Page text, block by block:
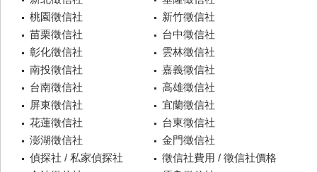
桃園徵信社
新竹徵信社
苗栗徵信社
台中徵信社
彰化徵信社
雲林徵信社
南投徵信社
嘉義徵信社
台南徵信社
高雄徵信社
屏東徵信社
宜蘭徵信社
花蓮徵信社
台東徵信社
澎湖徵信社
金門徵信社
偵探社 / 私家偵探社
徵信社費用 / 徵信社價格